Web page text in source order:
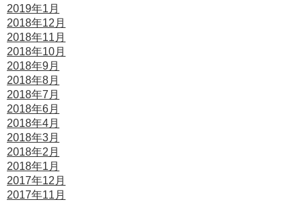
2019年1月
2018年12月
2018年11月
2018年10月
2018年9月
2018年8月
2018年7月
2018年6月
2018年4月
2018年3月
2018年2月
2018年1月
2017年12月
2017年11月